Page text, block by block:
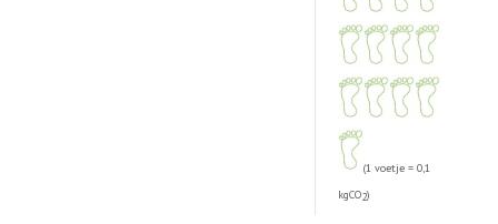
(1 voetje = 0,1
kgCO2)